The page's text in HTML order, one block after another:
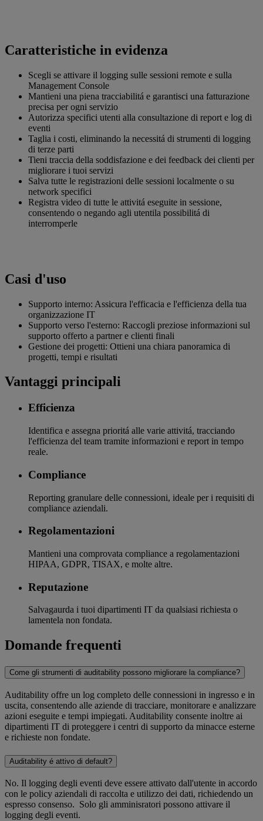
Caratteristiche in evidenza
Scegli se attivare il logging sulle sessioni remote e sulla
Management Console
Mantieni una piena tracciabilitá e garantisci una fatturazione
precisa per ogni servizio
Autorizza specifici utenti alla consultazione di report e log di
eventi
Taglia i costi, eliminando la necessitá di strumenti di logging
di terze parti
Tieni traccia della soddisfazione e dei feedback dei clienti per
migliorare i tuoi servizi
Salva tutte le registrazioni delle sessioni localmente o su
network specifici
Registra video di tutte le attivitá eseguite in sessione,
consentendo o negando agli utentila possibilitá di
interromperle
Casi d'uso
Supporto interno: Assicura l'efficacia e l'efficienza della tua
organizzazione IT
Supporto verso l'esterno: Raccogli preziose informazioni sul
supporto offerto a partner e clienti finali
Gestione dei progetti: Ottieni una chiara panoramica di
progetti, tempi e risultati
Vantaggi principali
Efficienza
Identifica e assegna prioritá alle varie attivitá, tracciando
l'efficienza del team tramite informazioni e report in tempo
reale.
Compliance
Reporting granulare delle connessioni, ideale per i requisiti di
compliance aziendali.
Regolamentazioni
Mantieni una comprovata compliance a regolamentazioni
HIPAA, GDPR, TISAX, e molte altre.
Reputazione
Salvagaurda i tuoi dipartimenti IT da qualsiasi richiesta o
lamentela non fondata.
Domande frequenti
Come gli strumenti di auditability possono migliorare la compliance?
Auditability offre un log completo delle connessioni in ingresso e in
uscita, consentendo alle aziende di tracciare, monitorare e analizzare
azioni eseguite e tempi impiegati. Auditability consente inoltre ai
dipartimenti IT di proteggere i centri di supporto da minacce esterne
e richieste non fondate.
Auditability é attivo di default?
No. Il logging degli eventi deve essere attivato dall'utente in accordo
con le policy aziendali di raccolta e utilizzo dei dati, richiedendo un
espresso consenso. Solo gli amminisratori possono attivare il
logging degli eventi.